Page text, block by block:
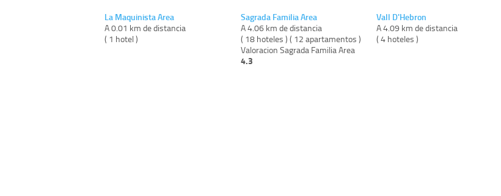
La Maquinista Area
A 0.01 km de distancia
( 1 hotel )
Sagrada Familia Area
A 4.06 km de distancia
( 18 hoteles ) ( 12 apartamentos )
Valoracion Sagrada Familia Area
4.3
Vall D'Hebron
A 4.09 km de distancia
( 4 hoteles )